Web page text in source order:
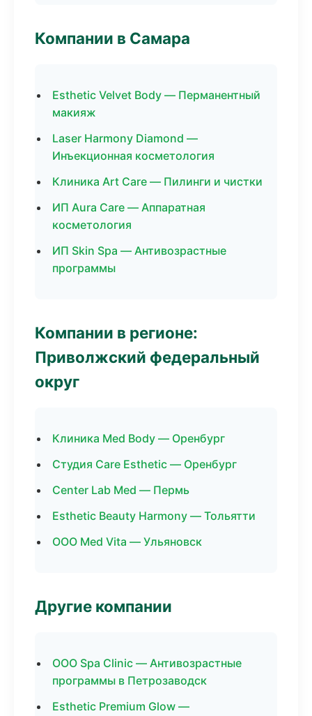
Компании в Самара
Esthetic Velvet Body — Перманентный
макияж
Laser Harmony Diamond —
Инъекционная косметология
Клиника Art Care — Пилинги и чистки
ИП Aura Care — Аппаратная
косметология
ИП Skin Spa — Антивозрастные
программы
Компании в регионе:
Приволжский федеральный
округ
Клиника Med Body — Оренбург
Студия Care Esthetic — Оренбург
Center Lab Med — Пермь
Esthetic Beauty Harmony — Тольятти
ООО Med Vita — Ульяновск
Другие компании
ООО Spa Clinic — Антивозрастные
программы в Петрозаводск
Esthetic Premium Glow —